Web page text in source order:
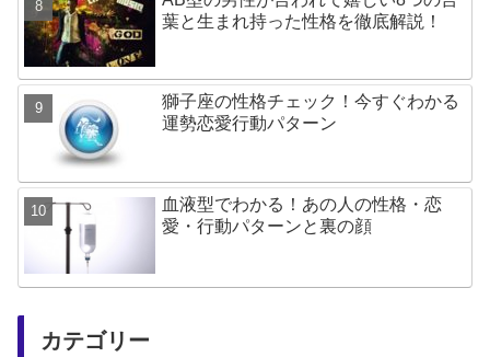
葉と生まれ持った性格を徹底解説！
獅子座の性格チェック！今すぐわかる
運勢恋愛行動パターン
血液型でわかる！あの人の性格・恋
愛・行動パターンと裏の顔
カテゴリー